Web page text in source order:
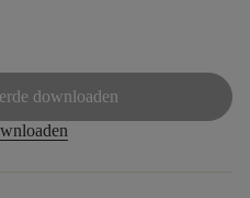
downloaden